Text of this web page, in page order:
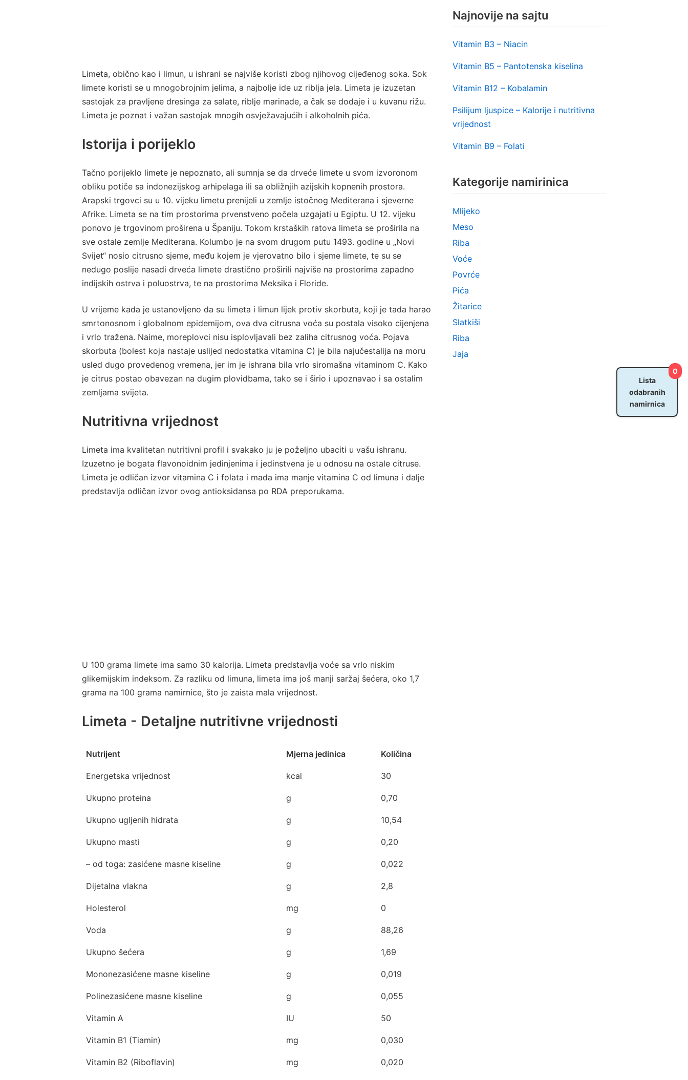
Limeta, obično kao i limun, u ishrani se najviše koristi zbog njihovog cijeđenog soka. Sok
limete koristi se u mnogobrojnim jelima, a najbolje ide uz riblja jela. Limeta je izuzetan
sastojak za pravljene dresinga za salate, riblje marinade, a čak se dodaje i u kuvanu rižu.
Limeta je poznat i važan sastojak mnogih osvježavajućih i alkoholnih pića.
Istorija i porijeklo
Tačno porijeklo limete je nepoznato, ali sumnja se da drveće limete u svom izvoronom
obliku potiče sa indonezijskog arhipelaga ili sa obližnjih azijskih kopnenih prostora.
Arapski trgovci su u 10. vijeku limetu prenijeli u zemlje istočnog Mediterana i sjeverne
Afrike. Limeta se na tim prostorima prvenstveno počela uzgajati u Egiptu. U 12. vijeku
ponovo je trgovinom proširena u Španiju. Tokom krstaških ratova limeta se proširila na
sve ostale zemlje Mediterana. Kolumbo je na svom drugom putu 1493. godine u „Novi
Svijet“ nosio citrusno sjeme, među kojem je vjerovatno bilo i sjeme limete, te su se
nedugo poslije nasadi drveća limete drastično proširili najviše na prostorima zapadno
indijskih ostrva i poluostrva, te na prostorima Meksika i Floride.
U vrijeme kada je ustanovljeno da su limeta i limun lijek protiv skorbuta, koji je tada harao
smrtonosnom i globalnom epidemijom, ova dva citrusna voća su postala visoko cijenjena
i vrlo tražena. Naime, moreplovci nisu isplovljavali bez zaliha citrusnog voća. Pojava
skorbuta (bolest koja nastaje uslijed nedostatka vitamina C) je bila najučestalija na moru
usled dugo provedenog vremena, jer im je ishrana bila vrlo siromašna vitaminom C. Kako
je citrus postao obavezan na dugim plovidbama, tako se i širio i upoznavao i sa ostalim
zemljama svijeta.
Nutritivna vrijednost
Limeta ima kvalitetan nutritivni profil i svakako ju je poželjno ubaciti u vašu ishranu.
Izuzetno je bogata flavonoidnim jedinjenima i jedinstvena je u odnosu na ostale citruse.
Limeta je odličan izvor vitamina C i folata i mada ima manje vitamina C od limuna i dalje
predstavlja odličan izvor ovog antioksidansa po RDA preporukama.
U 100 grama limete ima samo 30 kalorija. Limeta predstavlja voće sa vrlo niskim
glikemijskim indeksom. Za razliku od limuna, limeta ima još manji saržaj šećera, oko 1,7
grama na 100 grama namirnice, što je zaista mala vrijednost.
Limeta - Detaljne nutritivne vrijednosti
Nutrijent Mjerna jedinica Količina
Energetska vrijednost kcal 30
Ukupno proteina g 0,70
Ukupno ugljenih hidrata g 10,54
Ukupno masti g 0,20
– od toga: zasićene masne kiseline g 0,022
Dijetalna vlakna g 2,8
Holesterol mg 0
Voda g 88,26
Ukupno šećera g 1,69
Mononezasićene masne kiseline g 0,019
Polinezasićene masne kiseline g 0,055
Vitamin A IU 50
Vitamin B1 (Tiamin) mg 0,030
Vitamin B2 (Riboflavin) mg 0,020
Najnovije na sajtu
Vitamin B3 – Niacin
Vitamin B5 – Pantotenska kiselina
Vitamin B12 – Kobalamin
Psilijum ljuspice – Kalorije i nutritivna
vrijednost
Vitamin B9 – Folati
Kategorije namirinica
Mlijeko
Meso
Riba
Voće
Povrće
Pića
Žitarice
Slatkiši
Riba
Jaja
0
Lista
odabranih
namirnica